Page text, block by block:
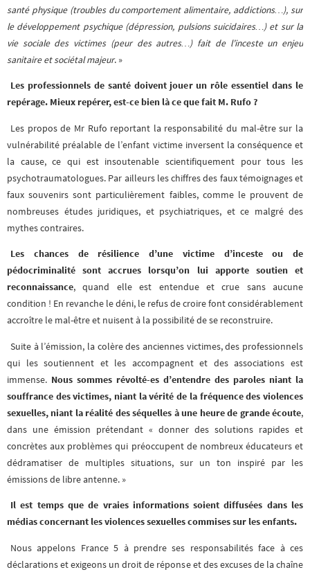
santé physique (troubles du comportement alimentaire, addictions…), sur
le développement psychique (dépression, pulsions suicidaires…) et sur la
vie sociale des victimes (peur des autres…) fait de l’inceste un enjeu
sanitaire et sociétal majeur. »
Les professionnels de santé doivent jouer un rôle essentiel dans le
repérage. Mieux repérer, est-ce bien là ce que fait M. Rufo ?
Les propos de Mr Rufo reportant la responsabilité du mal-être sur la
vulnérabilité préalable de l’enfant victime inversent la conséquence et
la cause, ce qui est insoutenable scientifiquement pour tous les
psychotraumatologues. Par ailleurs les chiffres des faux témoignages et
faux souvenirs sont particulièrement faibles, comme le prouvent de
nombreuses études juridiques, et psychiatriques, et ce malgré des
mythes contraires.
Les chances de résilience d’une victime d’inceste ou de
pédocriminalité sont accrues lorsqu’on lui apporte soutien et
reconnaissance, quand elle est entendue et crue sans aucune
condition ! En revanche le déni, le refus de croire font considérablement
accroître le mal-être et nuisent à la possibilité de se reconstruire.
Suite à l’émission, la colère des anciennes victimes, des professionnels
qui les soutiennent et les accompagnent et des associations est
immense. Nous sommes révolté-es d’entendre des paroles niant la
souffrance des victimes, niant la vérité de la fréquence des violences
sexuelles, niant la réalité des séquelles à une heure de grande écoute,
dans une émission prétendant « donner des solutions rapides et
concrètes aux problèmes qui préoccupent de nombreux éducateurs et
dédramatiser de multiples situations, sur un ton inspiré par les
émissions de libre antenne. »
Il est temps que de vraies informations soient diffusées dans les
médias concernant les violences sexuelles commises sur les enfants.
Nous appelons France 5 à prendre ses responsabilités face à ces
déclarations et exigeons un droit de réponse et des excuses de la chaîne